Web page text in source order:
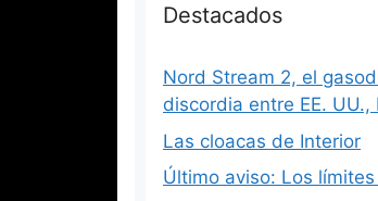
Destacados
Nord Stream 2, el
discordia entre EE. UU.,
Las cloacas de Interior
Último aviso: Los